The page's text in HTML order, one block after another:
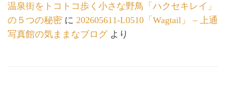
温泉街をトコトコ歩く小さな野鳥「ハクセキレイ」
の５つの秘密 に 202605611-L0510「Wagtail」 – 上通
写真館の気ままなブログより